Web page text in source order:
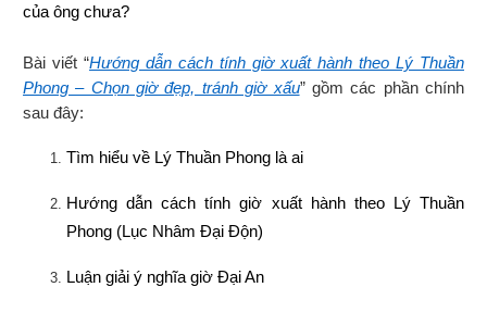
của ông chưa?
Bài viết “Hướng dẫn cách tính giờ xuất hành theo Lý Thuần
Phong – Chọn giờ đẹp, tránh giờ xấu” gồm các phần chính
sau đây:
Tìm hiểu về Lý Thuần Phong là ai
Hướng dẫn cách tính giờ xuất hành theo Lý Thuần
Phong (Lục Nhâm Đại Độn)
Luận giải ý nghĩa giờ Đại An